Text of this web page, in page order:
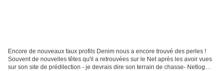
Encore de nouveaux faux profils Denim nous a encore trouvé des perles !
Souvent de nouvelles têtes qu'il a retrouvées sur le Net après les avoir vues
sur son site de prédilection - je devrais dire son terrain de chasse- Netlog